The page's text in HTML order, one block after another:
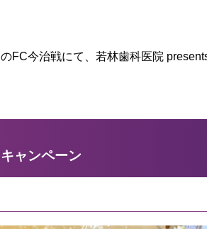
FC今治戦にて、若林歯科医院
ャンペーン